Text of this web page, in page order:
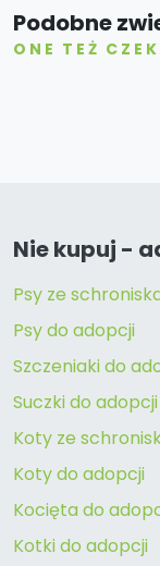
Podobne
ONE TEŻ
Nie kupuj -
Psy ze
Psy do adopcji
Szczeniaki do
Suczki do adopcji
Koty ze
Koty do adopcji
Kocięta do
Kotki do adopcji